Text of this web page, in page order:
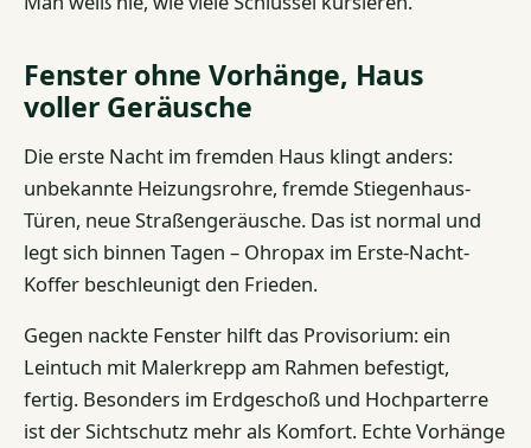
Fenster ohne Vorhänge, Haus
voller Geräusche
Die erste Nacht im fremden Haus klingt anders:
unbekannte Heizungsrohre, fremde Stiegenhaus-
Türen, neue Straßengeräusche. Das ist normal und
legt sich binnen Tagen – Ohropax im Erste-Nacht-
Koffer beschleunigt den Frieden.
Gegen nackte Fenster hilft das Provisorium: ein
Leintuch mit Malerkrepp am Rahmen befestigt,
fertig. Besonders im Erdgeschoß und Hochparterre
ist der Sichtschutz mehr als Komfort. Echte Vorhänge